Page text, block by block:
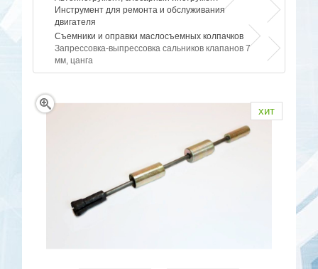
Инструмент для ремонта и обслуживания
двигателя
Съемники и оправки маслосъемных колпачков
Запрессовка-выпрессовка сальников клапанов 7
мм, цанга
хит